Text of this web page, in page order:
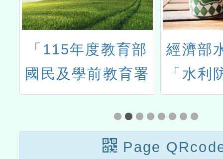
「115年度教育部
國民及學前教育署
辦理性別平等教育
建置課程與教學人
才庫實施計畫」一
經濟部
「水利
師增能
Page